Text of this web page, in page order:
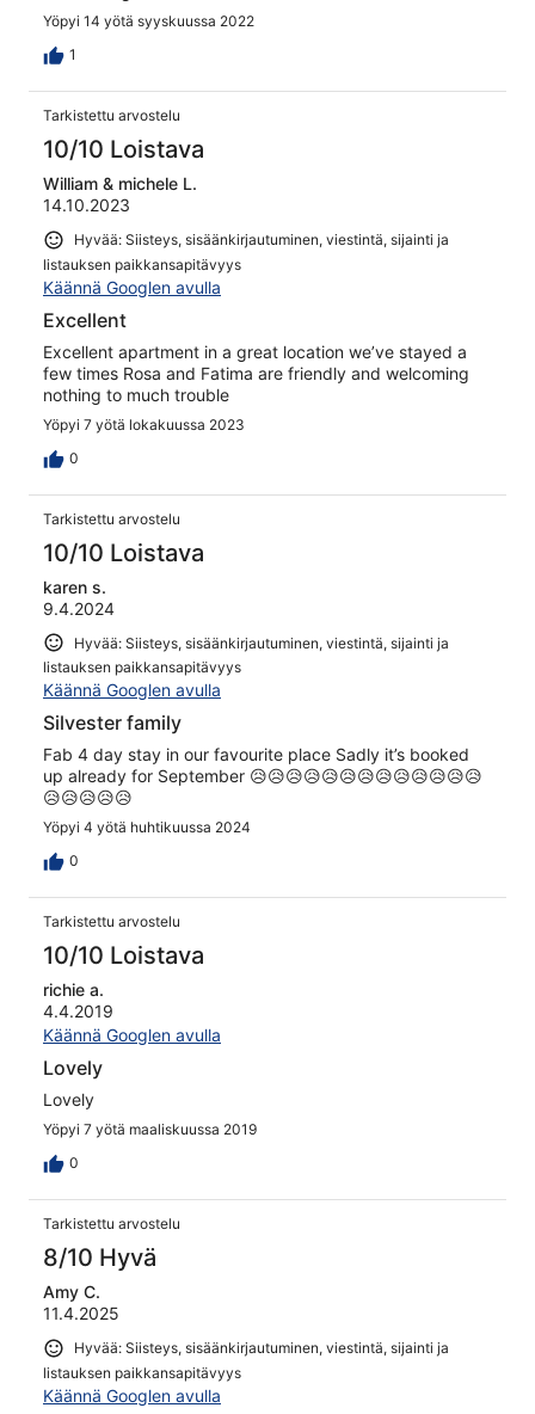
Yöpyi 14 yötä syyskuussa 2022
1
Tarkistettu arvostelu
10/10 Loistava
William & michele L.
14.10.2023
Hyvää: Siisteys, sisäänkirjautuminen, viestintä, sijainti ja
listauksen paikkansapitävyys
Käännä Googlen avulla
Excellent
Excellent apartment in a great location we’ve stayed a
few times Rosa and Fatima are friendly and welcoming
nothing to much trouble
Yöpyi 7 yötä lokakuussa 2023
0
Tarkistettu arvostelu
10/10 Loistava
karen s.
9.4.2024
Hyvää: Siisteys, sisäänkirjautuminen, viestintä, sijainti ja
listauksen paikkansapitävyys
Käännä Googlen avulla
Silvester family
Fab 4 day stay in our favourite place Sadly it’s booked
up already for September 😥😥😥😥😥😥😥😥😥😥😥😥😥
😥😥😥😥😥
Yöpyi 4 yötä huhtikuussa 2024
0
Tarkistettu arvostelu
10/10 Loistava
richie a.
4.4.2019
Käännä Googlen avulla
Lovely
Lovely
Yöpyi 7 yötä maaliskuussa 2019
0
Tarkistettu arvostelu
8/10 Hyvä
Amy C.
11.4.2025
Hyvää: Siisteys, sisäänkirjautuminen, viestintä, sijainti ja
listauksen paikkansapitävyys
Käännä Googlen avulla